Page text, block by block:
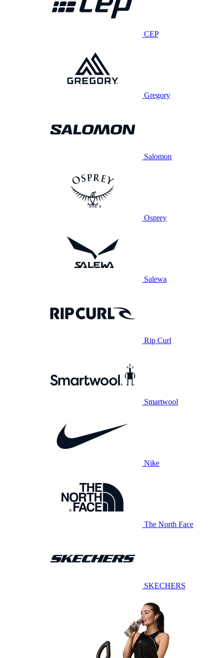
CEP
Gregory
Salomon
Osprey
Salewa
Rip Curl
Smartwool
Nike
The North Face
SKECHERS